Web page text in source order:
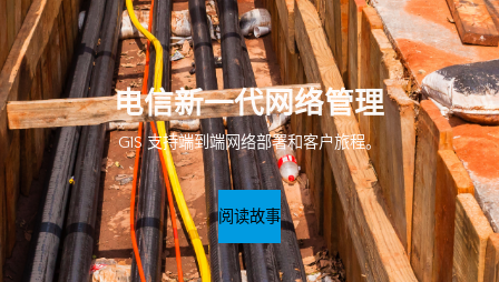
电信新一代网络管理
GIS 支持端到端网络部署和客户旅程。
阅读故事